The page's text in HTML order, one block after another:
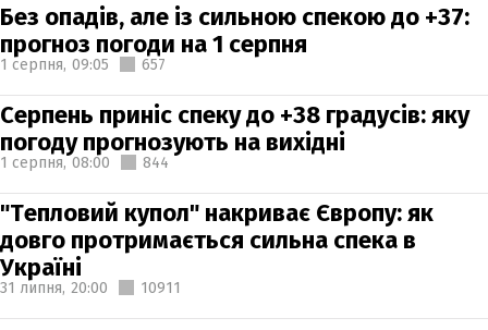
Без опадів, але із сильною спекою до +37:
прогноз погоди на 1 серпня
1 серпня, 09:05 657
Серпень приніс спеку до +38 градусів: яку
погоду прогнозують на вихідні
1 серпня, 08:00 844
"Тепловий купол" накриває Європу: як
довго протримається сильна спека в
Україні
31 липня, 20:00 10911